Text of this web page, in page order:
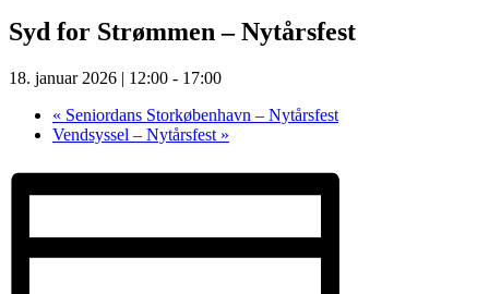
Syd for Strømmen – Nytårsfest
18. januar 2026 | 12:00 - 17:00
« Seniordans Storkøbenhavn – Nytårsfest
Vendsyssel – Nytårsfest »